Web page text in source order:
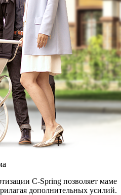
C-Spring позволяет маме
дополнительных усилий.